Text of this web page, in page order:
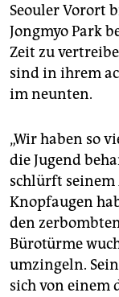
Seouler Vorort
Jongmyo Park
Zeit zu
sind in ihrem
im neunten.
„Wir haben so
die Jugend
schlürft seinem
Knopfaugen
den
Bürotürme
umzingeln.
sich von einem